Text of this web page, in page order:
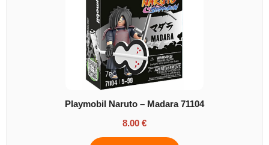
Playmobil Naruto – Madara 71104
8.00 €